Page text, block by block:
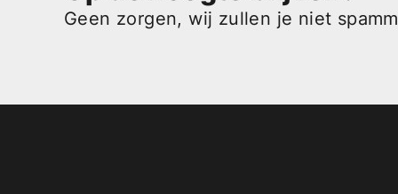
Geen zorgen, wij zullen je niet